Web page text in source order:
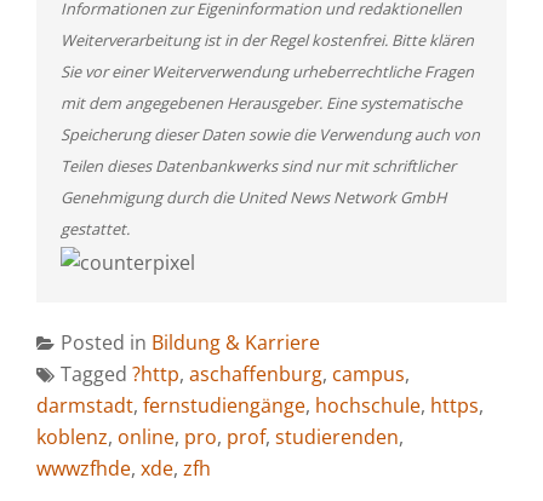
Informationen zur Eigeninformation und redaktionellen
Weiterverarbeitung ist in der Regel kostenfrei. Bitte klären
Sie vor einer Weiterverwendung urheberrechtliche Fragen
mit dem angegebenen Herausgeber. Eine systematische
Speicherung dieser Daten sowie die Verwendung auch von
Teilen dieses Datenbankwerks sind nur mit schriftlicher
Genehmigung durch die United News Network GmbH
gestattet.
Posted in Bildung & Karriere
Tagged ?http, aschaffenburg, campus,
darmstadt, fernstudiengänge, hochschule, https,
koblenz, online, pro, prof, studierenden,
wwwzfhde, xde, zfh